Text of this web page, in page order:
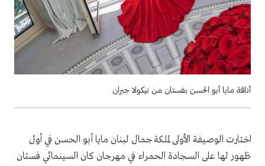
أناقة مايا أبو الحسن بفستان من نيكولا جبران
اختارت الوصيفة الأولى لملكة جمال لبنان مايا أبو الحسن في أول
ظهور لها على السجادة الحمراء في مهرجان كان السينمائي فستان